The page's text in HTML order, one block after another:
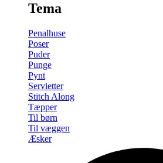
Tema
Penalhuse
Poser
Puder
Punge
Pynt
Servietter
Stitch Along
Tæpper
Til børn
Til væggen
Æsker